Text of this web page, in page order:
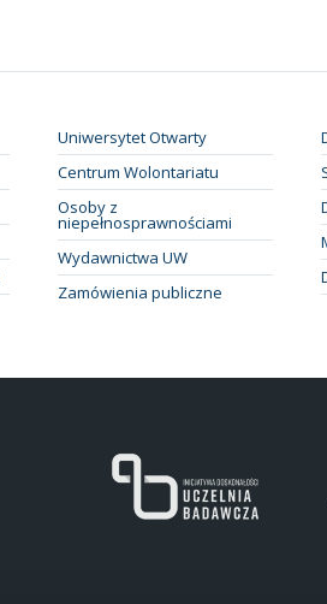
Uniwersytet Otwarty
Centrum Wolontariatu
Osoby z
niepełnosprawnościami
Wydawnictwa UW
Zamówienia publiczne